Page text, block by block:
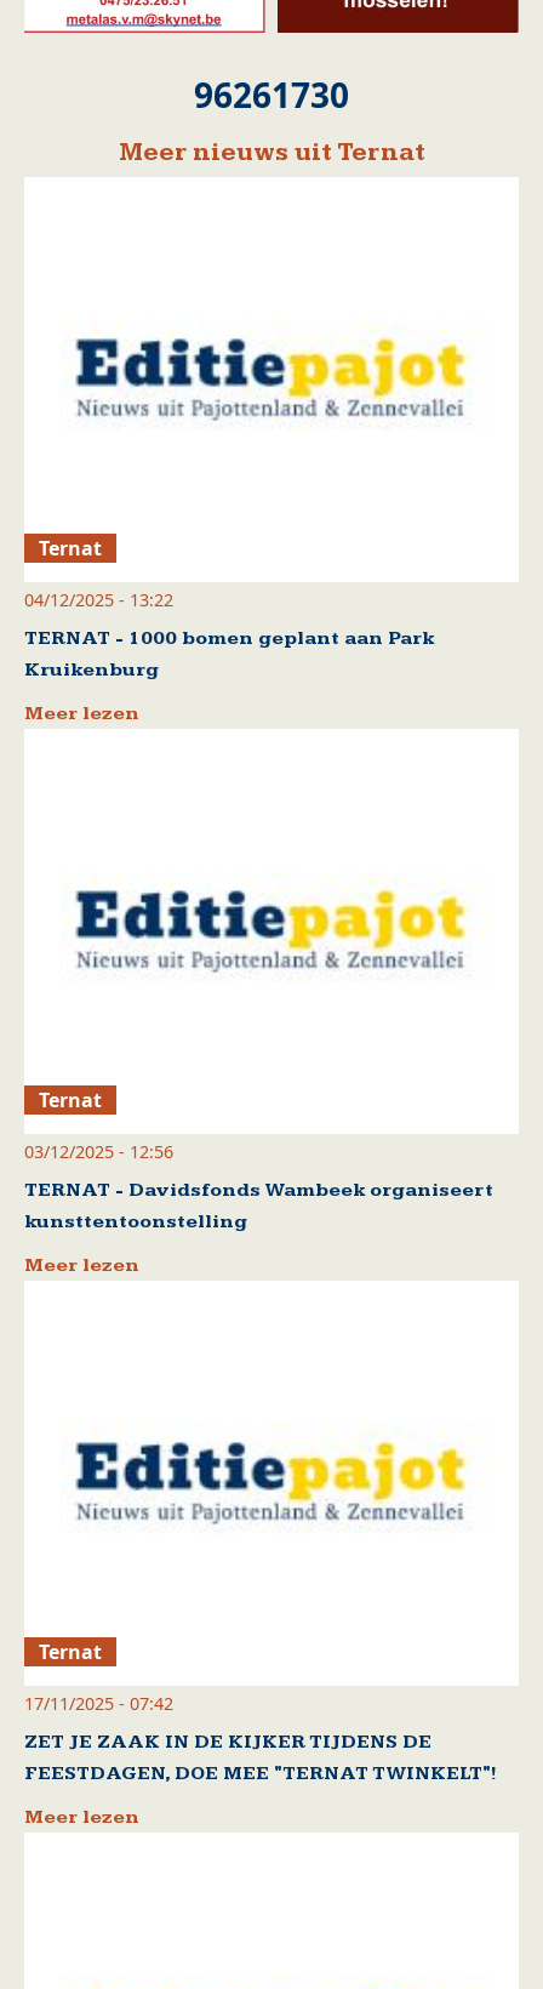
96261730
Meer nieuws uit Ternat
Ternat
04/12/2025 - 13:22
TERNAT - 1000 bomen geplant aan Park
Kruikenburg
Meer lezen
Ternat
03/12/2025 - 12:56
TERNAT - Davidsfonds Wambeek organiseert
kunsttentoonstelling
Meer lezen
Ternat
17/11/2025 - 07:42
ZET JE ZAAK IN DE KIJKER TIJDENS DE
FEESTDAGEN, DOE MEE "TERNAT TWINKELT"!
Meer lezen